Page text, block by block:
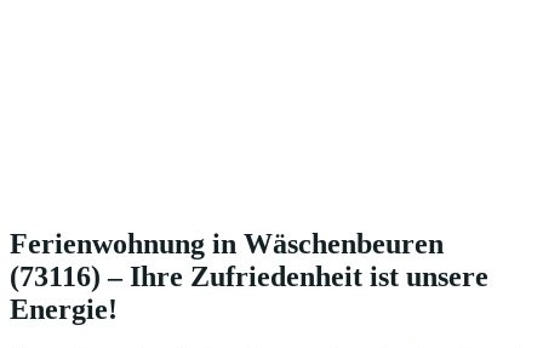
Ferienwohnung in Wäschenbeuren
(73116) – Ihre Zufriedenheit ist unsere
Energie!